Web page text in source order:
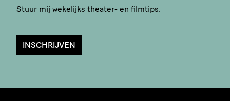
Stuur mij wekelijks theater- en filmtips.
INSCHRIJVEN